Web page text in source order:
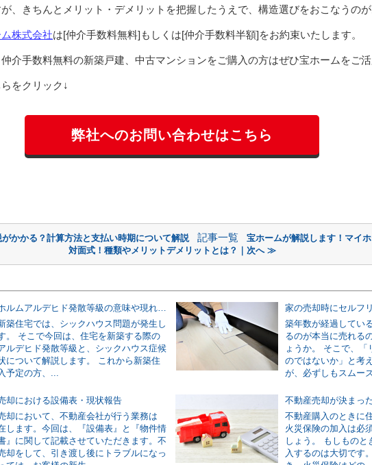
、きちんとメリット・デメリットを把握したうえで、構造選びをおこなうのが
株式会社は[仲介手数料無料]もしくは[仲介手数料半額]をお約束いたします。
介手数料無料の新築戸建、中古マンションをご購入の方はぜひ宝ホームをご活
をクリック↓
弊社へのお問い合わせはこちら
かかる？計算方法と支払い時期について解説 記事一覧
宝ホームが解説します！マイ
対面式！種類やメリットデメリットとは？｜次へ ≫
住宅のホルムアルデヒド発散等級の意味や現れる症状について
築住宅では、シックハウス問題が発生し
。 そこで今回は、住宅を新築する際の
ルデヒド発散等級と、シックハウス症候
について解説します。 これから新築住
予定の方、...
築年数が経過してい
るのが本当に売れる
ょうか。 そこで、
のではないか」と考
が、必ずしもスムー
却における設備表・現状報告
却において、不動産会社が行う業務は
します。今回は、『設備表』と『物件情
』に関して記載させていただきます。不
却をして、引き渡し後にトラブルになっ
不動産購入のときに
火災保険の加入は必
しょう。 もしものと
入するのは大切です